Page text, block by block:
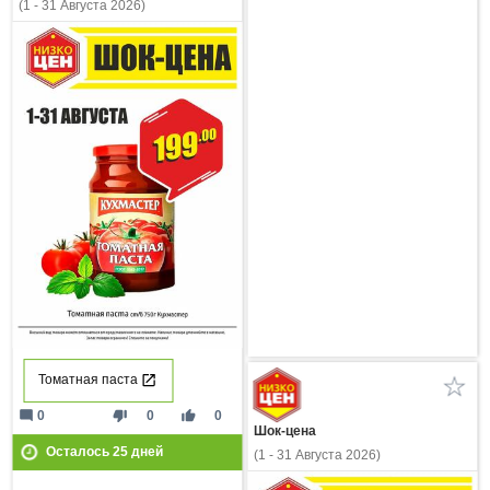
(1 - 31 Августа 2026)
Томатная паста
thumb_down 0 thumb_up 0
mode_comment 0
Осталось 25дней
Шок-цена
(1 - 31 Августа 2026)